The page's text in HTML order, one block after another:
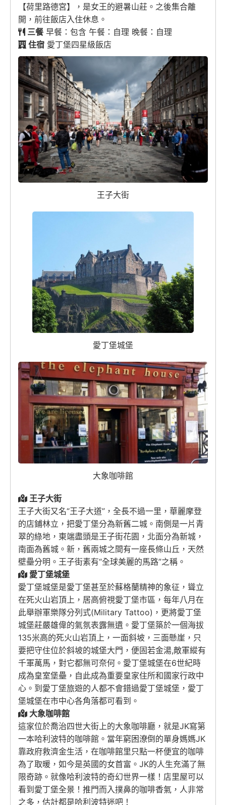
【荷里路德宮】，是女王的避暑山莊。之後集合離
開，前往飯店入住休息。
三餐早餐：包含 午餐：自理 晚餐：自理
住宿 愛丁堡四星級飯店
王子大街
愛丁堡城堡
大象咖啡館
王子大街
王子大街又名“王子大道”，全長不過一里，華麗摩登
的店鋪林立，把愛丁堡分為新舊二城。南側是一片青
翠的綠地，東端盡頭是王子街花園，北面分為新城，
南面為舊城。新，舊兩城之間有一座長條山丘，天然
壁壘分明。王子街素有“全球美麗的馬路”之稱。
愛丁堡城堡
愛丁堡城堡是愛丁堡甚至於蘇格蘭精神的象征，聳立
在死火山岩頂上，居高俯視愛丁堡市區，每年八月在
此舉辦軍樂隊分列式(Military Tattoo)，更將愛丁堡
城堡莊嚴雄偉的氣氛表露無遺。愛丁堡築於一個海拔
135米高的死火山岩頂上，一面斜坡，三面懸崖，只
要把守住位於斜坡的城堡大門，便固若金湯,敵軍縱有
千軍萬馬，對它都無可奈何。愛丁堡城堡在6世紀時
成為皇室堡壘，自此成為重要皇家住所和國家行政中
心。到愛丁堡旅遊的人都不會錯過愛丁堡城堡，愛丁
堡城堡在市中心各角落都可看到。
大象咖啡館
這家位於喬治四世大街上的大象咖啡廳，就是JK寫第
一本哈利波特的咖啡館。當年窮困潦倒的單身媽媽JK
靠政府救濟金生活，在咖啡館里只點一杯便宜的咖啡
為了取暖，如今是英國的女首富。JK的人生充滿了無
限奇跡。就像哈利波特的奇幻世界一樣！店里屋可以
看到愛丁堡全景！推門而入撲鼻的咖啡香氣，人非常
之多，估計都是哈利波特迷吧！